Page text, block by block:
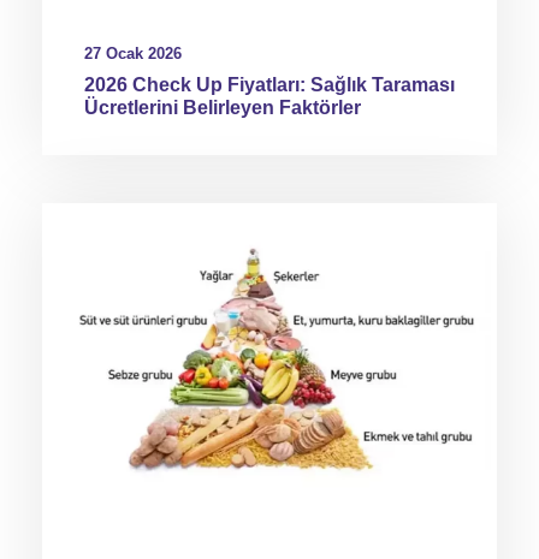
27 Ocak 2026
2026 Check Up Fiyatları: Sağlık Taraması
Ücretlerini Belirleyen Faktörler